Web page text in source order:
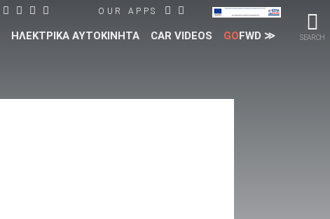
SEARCH
OUR APPS
ΗΛΕΚΤΡΙΚΑ ΑΥΤΟΚΙΝΗΤΑ CAR VIDEOS GOFWD ≫